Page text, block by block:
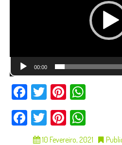
00:00
Facebook
TwitterPinterest
Facebook
TwitterPinterest
10 Fevereiro, 2021